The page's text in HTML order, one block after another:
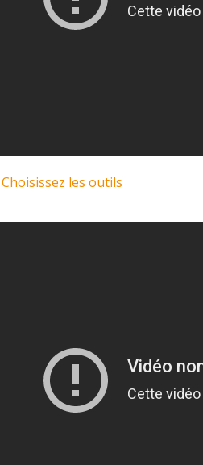
Choisissez les outils